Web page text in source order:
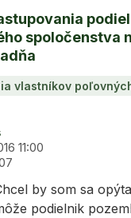
spoločenstva
vlastníkov
11:00
by som sa
podielnik